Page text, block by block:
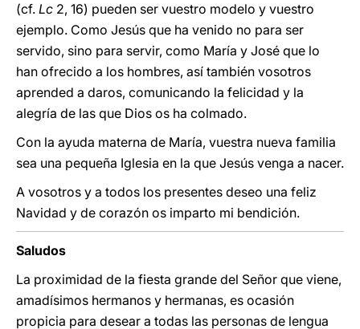
(cf. Lc 2, 16) pueden ser vuestro modelo y vuestro
ejemplo. Como Jesús que ha venido no para ser
servido, sino para servir, como María y José que lo
han ofrecido a los hombres, así también vosotros
aprended a daros, comunicando la felicidad y la
alegría de las que Dios os ha colmado.
Con la ayuda materna de María, vuestra nueva familia
sea una pequeña Iglesia en la que Jesús venga a nacer.
A vosotros y a todos los presentes deseo una feliz
Navidad y de corazón os imparto mi bendición.
Saludos
La proximidad de la fiesta grande del Señor que viene,
amadísimos hermanos y hermanas, es ocasión
propicia para desear a todas las personas de lengua